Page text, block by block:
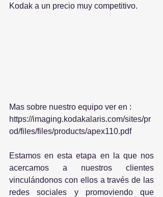
Kodak a un precio muy competitivo.
Mas sobre nuestro equipo ver en :
https://imaging.kodakalaris.com/sites/pr
od/files/files/products/apex110.pdf
Estamos en esta etapa en la que nos
acercamos a nuestros clientes
vinculándonos con ellos a través de las
redes sociales y promoviendo que